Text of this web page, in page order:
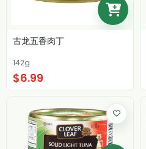
古龙五香肉丁
142g
$6.99